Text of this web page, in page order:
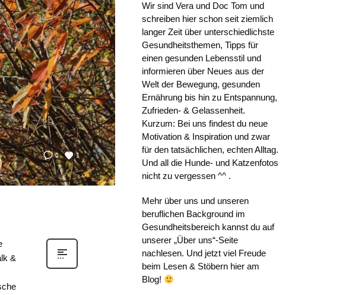
0 1
&
Wir sind Vera und Doc Tom und
schreiben hier schon seit ziemlich
langer Zeit über unterschiedlichste
Gesundheitsthemen, Tipps für
einen gesunden Lebensstil und
informieren über Neues aus der
Welt der Bewegung, gesunden
Ernährung bis hin zu Entspannung,
Zufrieden- & Gelassenheit.
Kurzum: Bei uns findest du neue
Motivation & Inspiration und zwar
für den tatsächlichen, echten Alltag.
Und all die Hunde- und Katzenfotos
nicht zu vergessen ^^ .
Mehr über uns und unseren
beruflichen Background im
Gesundheitsbereich kannst du auf
unserer „Über uns“-Seite
nachlesen. Und jetzt viel Freude
beim Lesen & Stöbern hier am
Blog!